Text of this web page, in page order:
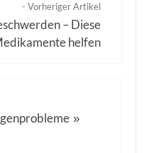
- Vorheriger Artikel
– Diese
helfen
»